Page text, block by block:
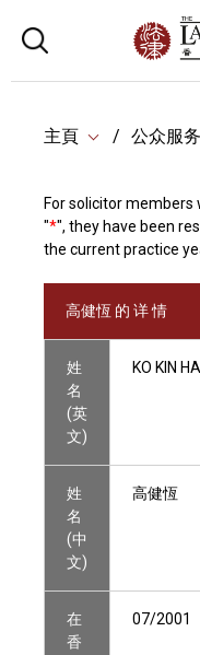
主頁 公众服务
For solicitor
"*", they have been
the current practice
高健恆 的 详 情
姓
名
(英
文)
KO KIN
姓
名
(中
文)
高健恆
在
香
07/2001